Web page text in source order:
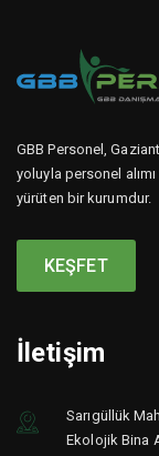
GBB Personel,
yoluyla personel
yürüten bir kurumdur.
KEŞFET
İletişim
Sarıgüllük
Ekolojik Bina